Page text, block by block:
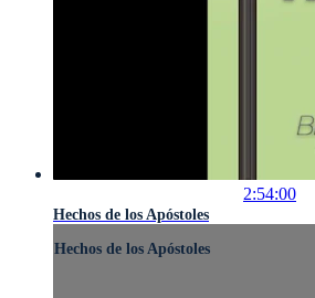
2:54:00
Hechos de los Apóstoles
Hechos de los Apóstoles